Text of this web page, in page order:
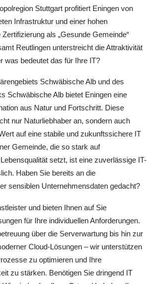
Stuttgart profitiert Eningen von
Infrastruktur und einer hohen
als „Gesunde Gemeinde“
Reutlingen unterstreicht die Attraktivität
was bedeutet das für Ihre IT?
Schwäbische Alb und des
Schwäbische Alb bietet Eningen eine
aus Natur und Fortschritt. Diese
nur Naturliebhaber an, sondern auch
auf eine stabile und zukunftssichere IT
Gemeinde, die so stark auf
setzt, ist eine zuverlässige IT-
Haben Sie bereits an die
sensiblen Unternehmensdaten gedacht?
und bieten Ihnen auf Sie
für Ihre individuellen Anforderungen.
über die Serverwartung bis hin zur
Cloud-Lösungen – wir unterstützen
zu optimieren und Ihre
zu stärken. Benötigen Sie dringend IT